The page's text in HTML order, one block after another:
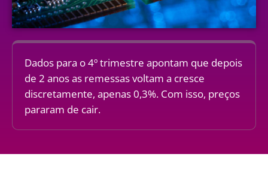
Dados para o 4º trimestre apontam que depois
de 2 anos as remessas voltam a cresce
discretamente, apenas 0,3%. Com isso, preços
pararam de cair.